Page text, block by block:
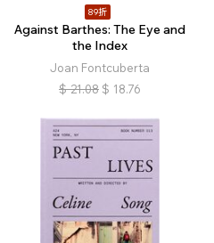
89折
Against Barthes: The Eye and
the Index
Joan Fontcuberta
$ 21.08 $ 18.76